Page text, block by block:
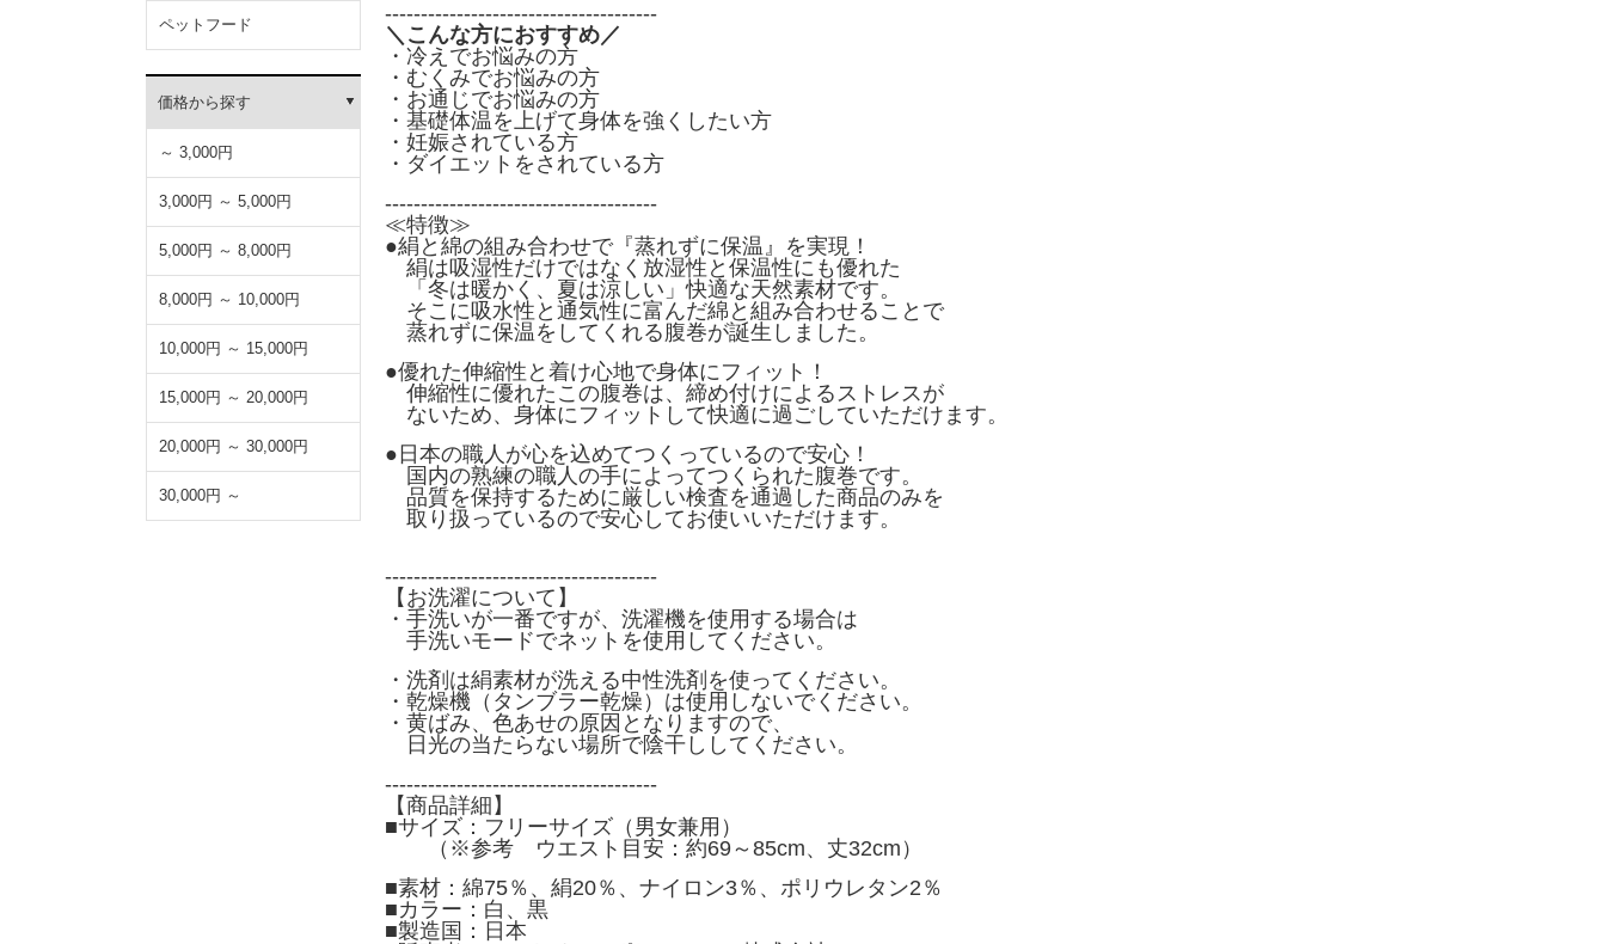
ペットフード
価格から探す
～ 3,000円
3,000円 ～ 5,000円
5,000円 ～ 8,000円
8,000円 ～ 10,000円
10,000円 ～ 15,000円
15,000円 ～ 20,000円
20,000円 ～ 30,000円
30,000円 ～
--------------------------------------
＼こんな方におすすめ／
・冷えでお悩みの方
・むくみでお悩みの方
・お通じでお悩みの方
・基礎体温を上げて身体を強くしたい方
・妊娠されている方
・ダイエットをされている方
--------------------------------------
≪特徴≫
●絹と綿の組み合わせで『蒸れずに保温』を実現！
絹は吸湿性だけではなく放湿性と保温性にも優れた
「冬は暖かく、夏は涼しい」快適な天然素材です。
そこに吸水性と通気性に富んだ綿と組み合わせることで
蒸れずに保温をしてくれる腹巻が誕生しました。
●優れた伸縮性と着け心地で身体にフィット！
伸縮性に優れたこの腹巻は、締め付けによるストレスが
ないため、身体にフィットして快適に過ごしていただけます。
●日本の職人が心を込めてつくっているので安心！
国内の熟練の職人の手によってつくられた腹巻です。
品質を保持するために厳しい検査を通過した商品のみを
取り扱っているので安心してお使いいただけます。
--------------------------------------
【お洗濯について】
・手洗いが一番ですが、洗濯機を使用する場合は
手洗いモードでネットを使用してください。
・洗剤は絹素材が洗える中性洗剤を使ってください。
・乾燥機（タンブラー乾燥）は使用しないでください。
・黄ばみ、色あせの原因となりますので、
日光の当たらない場所で陰干ししてください。
--------------------------------------
【商品詳細】
■サイズ：フリーサイズ（男女兼用）
（※参考 ウエスト目安：約69～85cm、丈32cm）
■素材：綿75％、絹20％、ナイロン3％、ポリウレタン2％
■カラー：白、黒
■製造国：日本